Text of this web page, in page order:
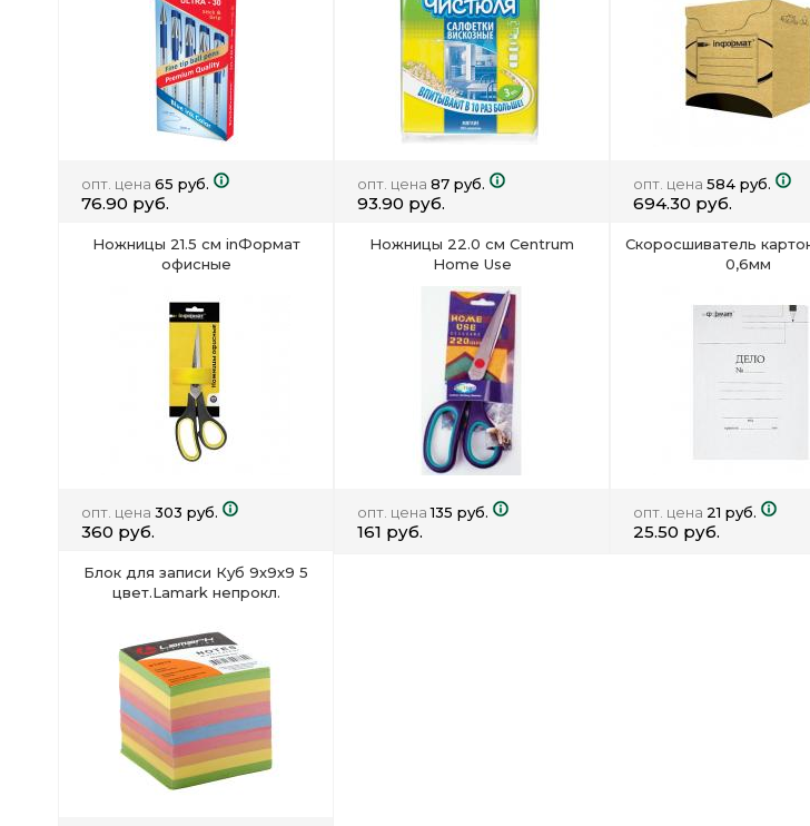
опт. цена 65 руб.
76.90 руб.
опт. цена 87 руб.
93.90 руб.
опт. цена 584 руб.
694.30 руб.
Ножницы 21.5 см inФормат
офисные
опт. цена 303 руб.
360 руб.
Ножницы 22.0 см Centrum
Home Use
опт. цена135 руб.
161 руб.
Скоросшиватель
0,6мм
опт. цена 21 руб.
25.50 руб.
Блок для записи Куб 9х9х9 5
цвет.Lamark непрокл.